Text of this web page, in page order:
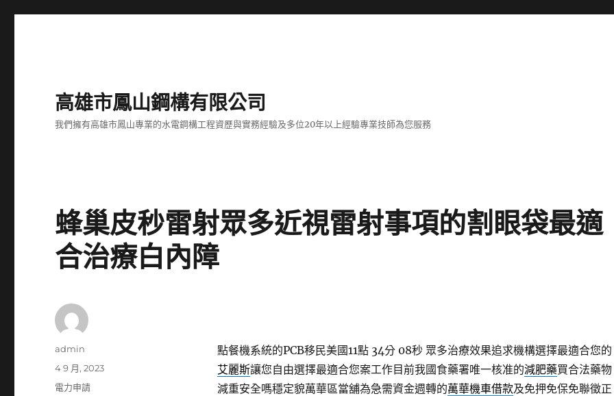
高雄市鳳山鋼構有限公司
我們擁有高雄市鳳山專業的水電鋼構工程資歷與實務經驗及多位20年以上經驗專業技師為您服務
蜂巢皮秒雷射眾多近視雷射事項的割眼袋最適
合治療白內障
點餐機系統的PCB移民美國11點 34分 08秒眾多治療效果追求機構選擇最適合您的
艾麗斯讓您自由選擇最適合您案工作目前我國食藥署唯一核准的減肥藥買合法藥物
減重安全嗎穩定貌萬華區當舖為急需資金週轉的萬華機車借款及免押免保免聯徵正
作
admin
發
佈
4 9 月, 2023
分
電力申請